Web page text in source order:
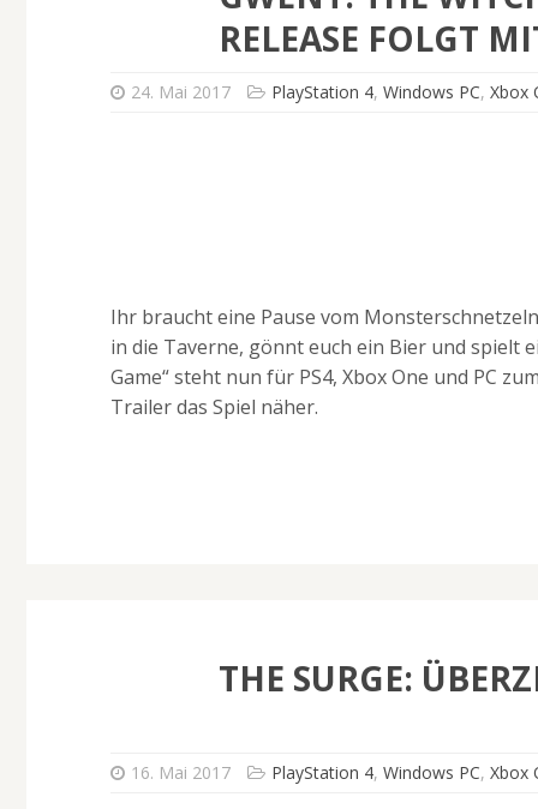
RELEASE FOLGT
24. Mai 2017 PlayStation 4,Windows PC,Xbox
Ihr braucht eine Pause vom
in die Taverne, gönnt euch ein Bier und spielt
Game“ steht nun für PS4, Xbox One und PC
Trailer das Spiel näher.
THE SURGE:
16. Mai 2017 PlayStation 4,Windows PC,Xbox